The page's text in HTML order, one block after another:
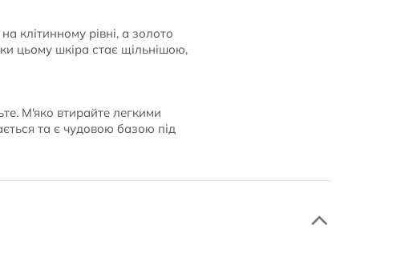
клітинному рівні, а золото
цьому шкіра стає щільнішою,
М'яко втирайте легкими
та є чудовою базою під